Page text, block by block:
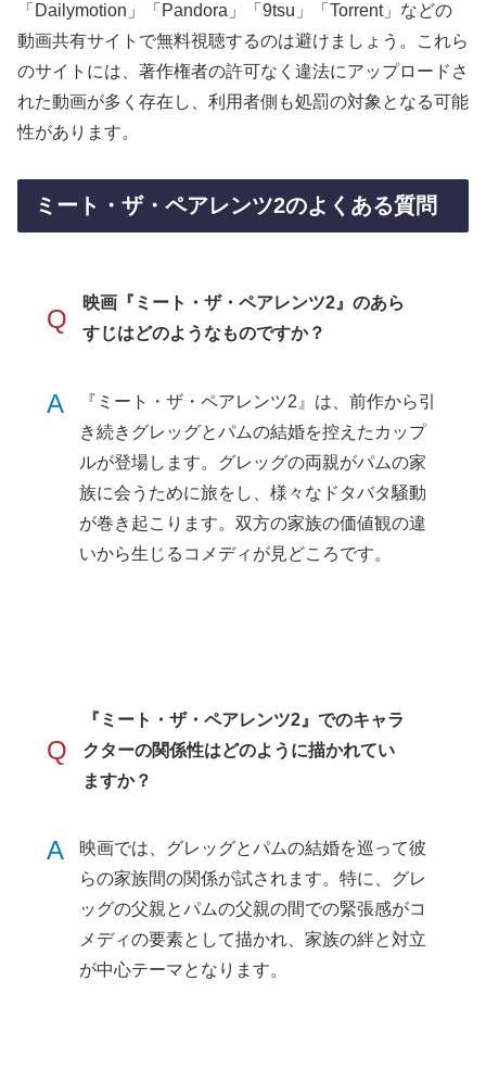
「Dailymotion」「Pandora」「9tsu」「Torrent」などの
動画共有サイトで無料視聴するのは避けましょう。これら
のサイトには、著作権者の許可なく違法にアップロードさ
れた動画が多く存在し、利用者側も処罰の対象となる可能
性があります。
ミート・ザ・ペアレンツ2のよくある質問
Q
映画『ミート・ザ・ペアレンツ2』のあら
すじはどのようなものですか？
A
『ミート・ザ・ペアレンツ2』は、前作から引
き続きグレッグとパムの結婚を控えたカップ
ルが登場します。グレッグの両親がパムの家
族に会うために旅をし、様々なドタバタ騒動
が巻き起こります。双方の家族の価値観の違
いから生じるコメディが見どころです。
Q
『ミート・ザ・ペアレンツ2』でのキャラ
クターの関係性はどのように描かれてい
ますか？
A
映画では、グレッグとパムの結婚を巡って彼
らの家族間の関係が試されます。特に、グレ
ッグの父親とパムの父親の間での緊張感がコ
メディの要素として描かれ、家族の絆と対立
が中心テーマとなります。